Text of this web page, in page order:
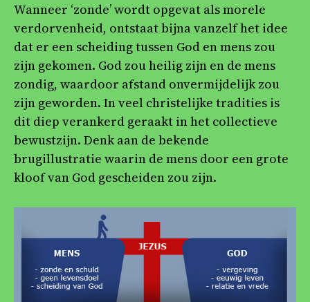
Wanneer ‘zonde’ wordt opgevat als morele
verdorvenheid, ontstaat bijna vanzelf het idee
dat er een scheiding tussen God en mens zou
zijn gekomen. God zou heilig zijn en de mens
zondig, waardoor afstand onvermijdelijk zou
zijn geworden. In veel christelijke tradities is
dit diep verankerd geraakt in het collectieve
bewustzijn. Denk aan de bekende
brugillustratie waarin de mens door een grote
kloof van God gescheiden zou zijn.